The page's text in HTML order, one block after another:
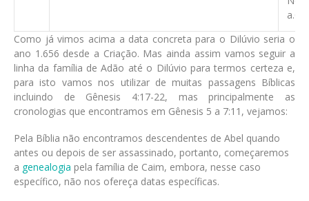
a.C.
Como já vimos acima a data concreta para o Dilúvio seria o
ano 1.656 desde a Criação. Mas ainda assim vamos seguir a
linha da família de Adão até o Dilúvio para termos certeza e,
para isto vamos nos utilizar de muitas passagens Bíblicas
incluindo de Gênesis 4:17-22, mas principalmente as
cronologias que encontramos em Gênesis 5 a 7:11, vejamos:
Pela Bíblia não encontramos descendentes de Abel quando
antes ou depois de ser assassinado, portanto, começaremos
a genealogia pela família de Caim, embora, nesse caso
específico, não nos ofereça datas específicas.